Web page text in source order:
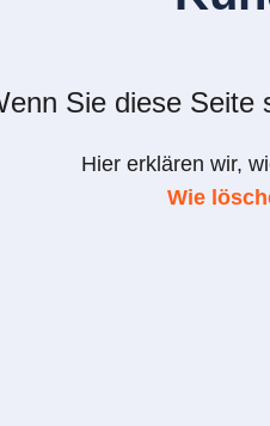
Sie diese Seite
Hier erklären wir,
Wie